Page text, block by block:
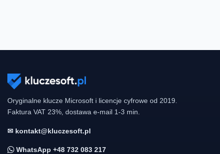
Oryginalne klucze Microsoft i licencje cyfrowe od 2019.
Faktura VAT 23%, dostawa e-mail 1-3 min.
✉ kontakt@kluczesoft.pl
WhatsApp +48 732 083 217